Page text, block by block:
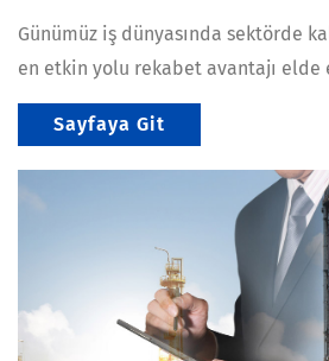
Günümüz iş dünyasında sektörde
en etkin yolu rekabet avantajı
Sayfaya Git